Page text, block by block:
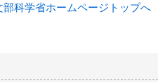
部科学省ホームページトップへ